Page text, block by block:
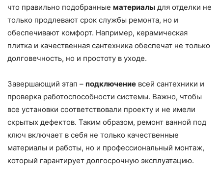
что правильно подобранные материалы для отделки не
только продлевают срок службы ремонта, но и
обеспечивают комфорт. Например, керамическая
плитка и качественная сантехника обеспечат не только
долговечность, но и простоту в уходе.
Завершающий этап – подключение всей сантехники и
проверка работоспособности системы. Важно, чтобы
все установки соответствовали проекту и не имели
скрытых дефектов. Таким образом, ремонт ванной под
ключ включает в себя не только качественные
материалы и работы, но и профессиональный монтаж,
который гарантирует долгосрочную эксплуатацию.